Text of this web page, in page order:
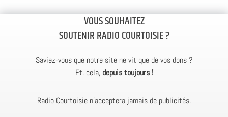
VOUS SOUHAITEZ
SOUTENIR RADIO COURTOISIE ?
Saviez-vous que notre site ne vit que de vos dons ?
Et, cela, depuis toujours !
Radio Courtoisie n’acceptera jamais de publicités.